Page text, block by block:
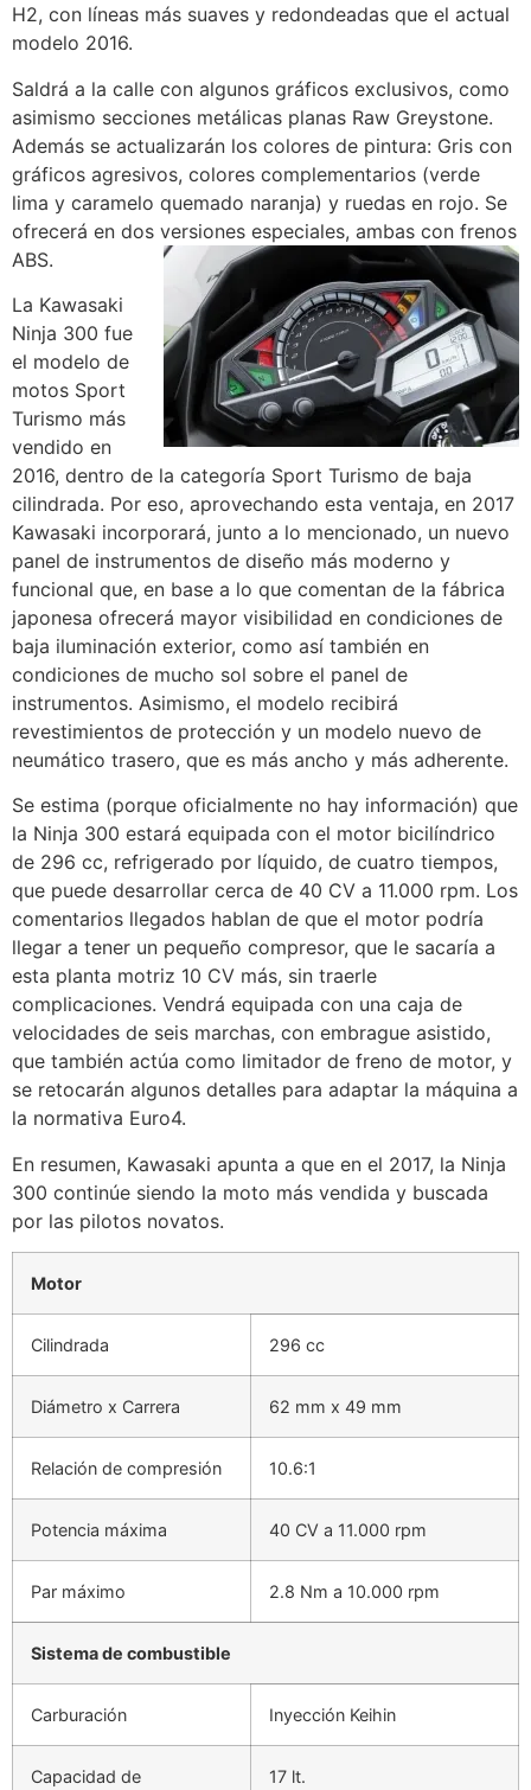
H2, con líneas más suaves y redondeadas que el actual
modelo 2016.
Saldrá a la calle con algunos gráficos exclusivos, como
asimismo secciones metálicas planas Raw Greystone.
Además se actualizarán los colores de pintura: Gris con
gráficos agresivos, colores complementarios (verde
lima y caramelo quemado naranja) y ruedas en rojo. Se
ofrecerá en dos versiones especiales, ambas con frenos
ABS.
La Kawasaki
Ninja 300 fue
el modelo de
motos Sport
Turismo más
vendido en
2016, dentro de la categoría Sport Turismo de baja
cilindrada. Por eso, aprovechando esta ventaja, en 2017
Kawasaki incorporará, junto a lo mencionado, un nuevo
panel de instrumentos de diseño más moderno y
funcional que, en base a lo que comentan de la fábrica
japonesa ofrecerá mayor visibilidad en condiciones de
baja iluminación exterior, como así también en
condiciones de mucho sol sobre el panel de
instrumentos. Asimismo, el modelo recibirá
revestimientos de protección y un modelo nuevo de
neumático trasero, que es más ancho y más adherente.
Se estima (porque oficialmente no hay información) que
la Ninja 300 estará equipada con el motor bicilíndrico
de 296 cc, refrigerado por líquido, de cuatro tiempos,
que puede desarrollar cerca de 40 CV a 11.000 rpm. Los
comentarios llegados hablan de que el motor podría
llegar a tener un pequeño compresor, que le sacaría a
esta planta motriz 10 CV más, sin traerle
complicaciones. Vendrá equipada con una caja de
velocidades de seis marchas, con embrague asistido,
que también actúa como limitador de freno de motor, y
se retocarán algunos detalles para adaptar la máquina a
la normativa Euro4.
En resumen, Kawasaki apunta a que en el 2017, la Ninja
300 continúe siendo la moto más vendida y buscada
por las pilotos novatos.
Motor
Cilindrada 296 cc
Diámetro x Carrera 62 mm x 49 mm
Relación de compresión 10.6:1
Potencia máxima 40 CV a 11.000 rpm
Par máximo 2.8 Nm a 10.000 rpm
Sistema de combustible
Carburación Inyección Keihin
Capacidad de 17 lt.